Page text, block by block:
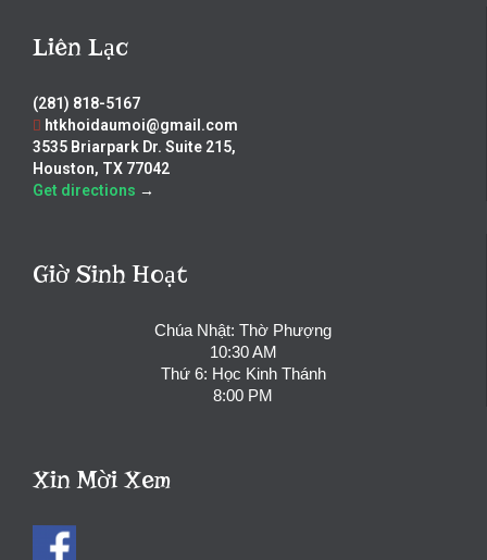
Liên Lạc
(281) 818-5167
htkhoidaumoi@gmail.com
3535 Briarpark Dr. Suite 215,
Houston, TX 77042
Get directions →
Giờ Sinh Hoạt
Chúa Nhật: Thờ Phượng
10:30 AM
Thứ 6: Học Kinh Thánh
8:00 PM
Xin Mời Xem